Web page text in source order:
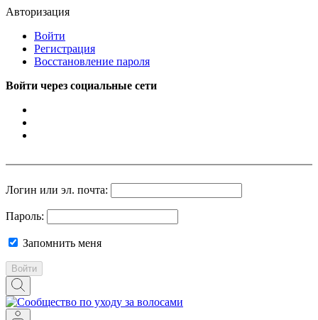
Авторизация
Войти
Регистрация
Восстановление пароля
Войти через социальные сети
Логин или эл. почта:
Пароль:
Запомнить меня
Войти